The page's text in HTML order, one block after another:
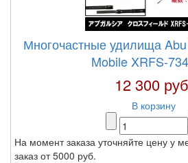
Многочастные удилища
Mobile XRFS-
12 300
В корзину
На момент заказа уточняйте цену у
заказ от 5000 руб.